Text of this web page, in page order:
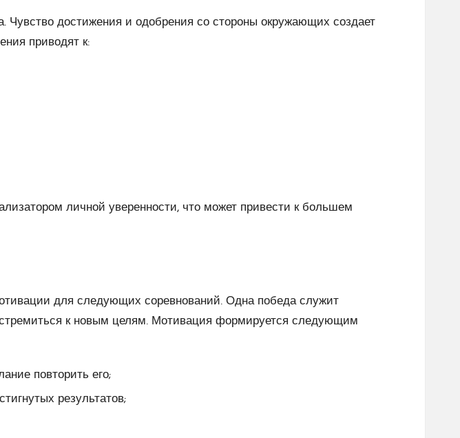
Чувство достижения и одобрения со стороны окружающих создает
приводят к:
личной уверенности, что может привести к большем
для следующих соревнований. Одна победа служит
стремиться к новым целям. Мотивация формируется следующим
повторить его;
результатов;